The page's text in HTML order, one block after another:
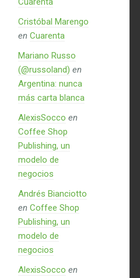
Cristóbal Marengo
en Cuarenta
Mariano Russo
(@russoland) en
Argentina: nunca
más carta blanca
AlexisSocco en
Coffee Shop
Publishing, un
modelo de
negocios
Andrés Bianciotto
en Coffee Shop
Publishing, un
modelo de
negocios
AlexisSocco en